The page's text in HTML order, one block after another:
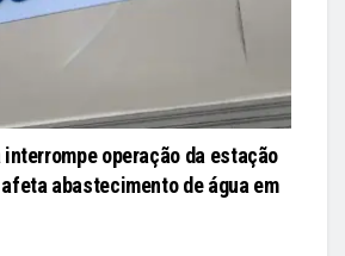
operação da estação
abastecimento de água em